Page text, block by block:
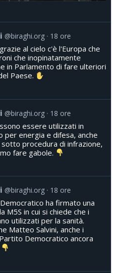
@biraghi.org 18 ore
al cielo c'è l'Europa che
che inopinatamente
in Parlamento di fare ulteriori
Paese.
@biraghi.org 18 ore
essere utilizzati in
per energia e difesa, anche
procedura di infrazione,
fare gabole.
@biraghi.org 18 ore
ha firmato una
M5S in cui si chiede che i
utilizzati per la sanità.
Matteo Salvini, anche i
Democratico ancora